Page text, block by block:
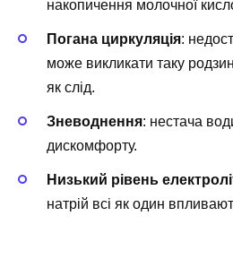
накопичення молочної
Погана циркуляція:
може викликати таку
як слід.
Зневоднення: нестача
дискомфорту.
Низький рівень
натрій всі як один